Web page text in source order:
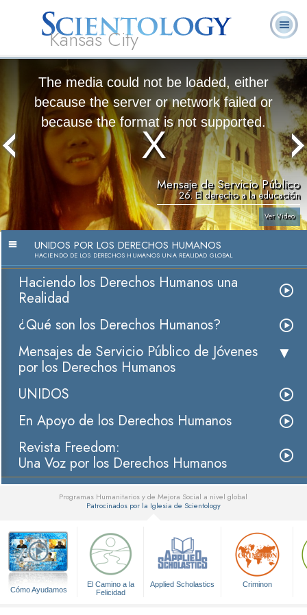
Kansas City
Hubbard
Ministros
Libros
The media could not be loaded, either
because the server or network failed or
because the format is not supported.
Mensaje de Servicio Público
26. El derecho a la educación
Ver Video
UNIDOS POR LOS DERECHOS HUMANOS
HACIENDO DE LOS DERECHOS HUMANOS UNA REALIDAD GLOBAL
Haciendo los Derechos Humanos una
Realidad
¿Qué son los Derechos Humanos?
Mensajes de Servicio Público de Jóvenes
por los Derechos Humanos
UNIDOS
En Apoyo de los Derechos Humanos
Revista Freedom:
Una Voz por los Derechos Humanos
Programas Humanitarios y de Mejora Social a nivel global
Patrocinados por la Iglesia de Scientology
Cómo Ayudamos
El Camino a la
Felicidad
Applied Scholastics Criminon